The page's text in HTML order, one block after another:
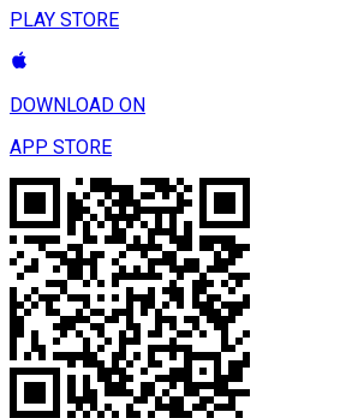
PLAY STORE
DOWNLOAD ON
APP STORE